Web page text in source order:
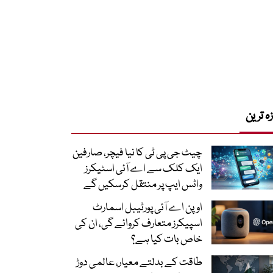
ترین
چیٹ جی پی ٹی کا نیا فیچر، صارفین
ایک کلک سے اے آئی اسٹیکرز
واٹس ایپ پر منتقل کرسکیں گے
اوپن اے آئی پورٹیبل اسمارٹ
اسپیکرز متعارف کروائے گی، ان کی
خاص بات کیا ہے؟
طاقت کے بدلتے معیار، عالمی دوڑ